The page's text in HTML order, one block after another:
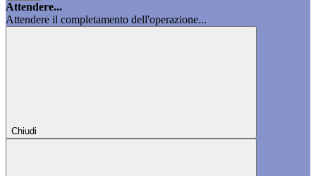
Attendere...
Attendere il completamento dell'operazione...
Chiudi